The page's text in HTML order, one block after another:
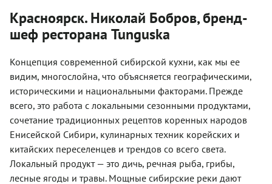
Красноярск. Николай Бобров, бренд-
шеф ресторана Tunguska
Концепция современной сибирской кухни, как мы ее
видим, многослойна, что объясняется географическими,
историческими и национальными факторами. Прежде
всего, это работа с локальными сезонными продуктами,
сочетание традиционных рецептов коренных народов
Енисейской Сибири, кулинарных техник корейских и
китайских переселенцев и трендов со всего света.
Локальный продукт — это дичь, речная рыба, грибы,
лесные ягоды и травы. Мощные сибирские реки дают